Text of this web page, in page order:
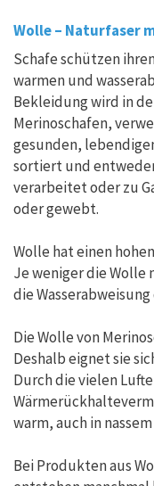
Wolle – Naturfaser
Schafe schützen
warmen und
Bekleidung wird in
Merinoschafen,
gesunden,
sortiert und
verarbeitet oder zu
oder gewebt.
Wolle hat einen
Je weniger die
die
Die Wolle von
Deshalb eignet sie
Durch die vielen
warm, auch in
Bei Produkten aus